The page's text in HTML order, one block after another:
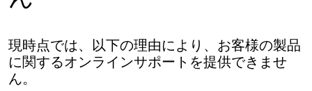
現時点では、以下の理由により、お客様の製品
に関するオンラインサポートを提供できませ
ん。